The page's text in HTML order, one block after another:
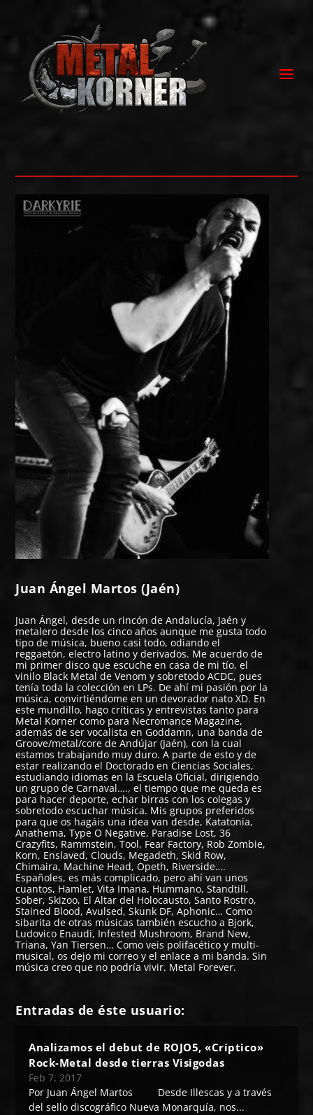
Juan Ángel Martos (Jaén)
Juan Ángel, desde un rincón de Andalucía, Jaén y
metalero desde los cinco años aunque me gusta todo
tipo de música, bueno casi todo, odiando el
reggaetón, electro latino y derivados. Me acuerdo de
mi primer disco que escuche en casa de mi tío, el
vinilo Black Metal de Venom y sobretodo ACDC, pues
tenía toda la colección en LPs. De ahí mi pasión por la
música, convirtiéndome en un devorador nato XD. En
este mundillo, hago críticas y entrevistas tanto para
Metal Korner como para Necromance Magazine,
además de ser vocalista en Goddamn, una banda de
Groove/metal/core de Andújar (Jaén), con la cual
estamos trabajando muy duro. A parte de esto y de
estar realizando el Doctorado en Ciencias Sociales,
estudiando idiomas en la Escuela Oficial, dirigiendo
un grupo de Carnaval…., el tiempo que me queda es
para hacer deporte, echar birras con los colegas y
sobretodo escuchar música. Mis grupos preferidos
para que os hagáis una idea van desde, Katatonia,
Anathema, Type O Negative, Paradise Lost, 36
Crazyfits, Rammstein, Tool, Fear Factory, Rob Zombie,
Korn, Enslaved, Clouds, Megadeth, Skid Row,
Chimaira, Machine Head, Opeth, Riverside….
Españoles, es más complicado, pero ahí van unos
cuantos, Hamlet, Vita Imana, Hummano, Standtill,
Sober, Skizoo, El Altar del Holocausto, Santo Rostro,
Stained Blood, Avulsed, Skunk DF, Aphonic… Como
sibarita de otras músicas también escucho a Bjork,
Ludovico Enaudi, Infested Mushroom, Brand New,
Triana, Yan Tiersen… Como veis polifacético y multi-
musical, os dejo mi correo y el enlace a mi banda. Sin
música creo que no podría vivir. Metal Forever.
Entradas de éste usuario:
Analizamos el debut de ROJO5, «Críptico»
Rock-Metal desde tierras Visigodas
Feb 7, 2017
Por Juan Ángel Martos Desde Illescas y a través
del sello discográfico Nueva Monarquía, nos...